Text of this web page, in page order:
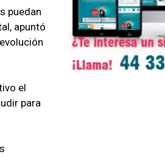
puedan
apuntó
el
para